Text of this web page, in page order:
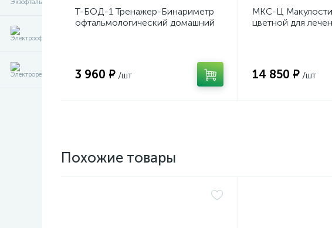
Т-БОД-1 Тренажер-Бинариметр
офтальмологический домашний
3 960 ₽ /шт
МКС-Ц
цветной для
14 850 ₽ /шт
Похожие товары